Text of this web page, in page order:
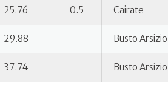
25.76 -0.5 Cairate
29.88 Busto Arsizio
37.74 Busto Arsizio